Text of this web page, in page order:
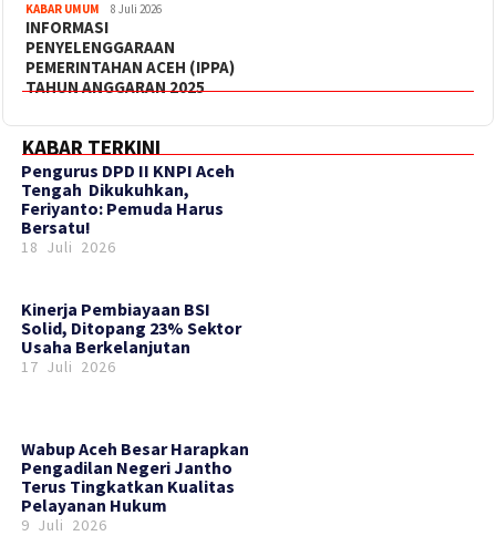
KABAR UMUM 8 Juli 2026
INFORMASI
PENYELENGGARAAN
PEMERINTAHAN ACEH (IPPA)
TAHUN ANGGARAN 2025
KABAR TERKINI
‎Pengurus DPD II KNPI Aceh
Tengah Dikukuhkan,
Feriyanto: Pemuda Harus
Bersatu!
18 Juli 2026
Kinerja Pembiayaan BSI
Solid, Ditopang 23% Sektor
Usaha Berkelanjutan
17 Juli 2026
Wabup Aceh Besar Harapkan
Pengadilan Negeri Jantho
Terus Tingkatkan Kualitas
Pelayanan Hukum
9 Juli 2026